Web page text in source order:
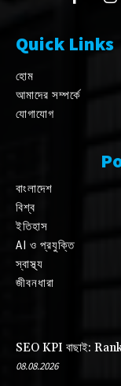
Quick Links
হোম
আমাদের সম্পর্কে
যোগাযোগ
বাংলাদেশ
বিশ্ব
ইতিহাস
AI ও প্রযুক্তি
স্বাস্থ্য
জীবনধারা
SEO KPI বাছাই:
08.08.2026